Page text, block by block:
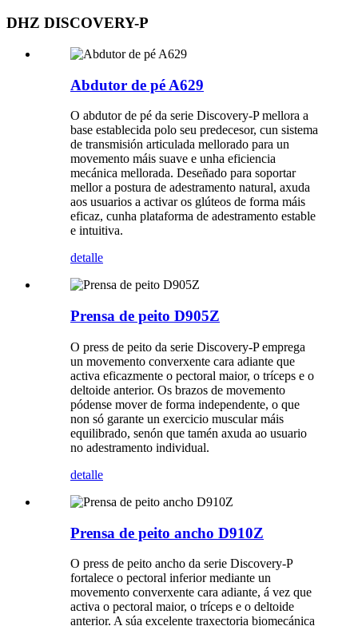
DHZ DISCOVERY-P
Abdutor de pé A629
O abdutor de pé da serie Discovery-P mellora a
base establecida polo seu predecesor, cun sistema
de transmisión articulada mellorado para un
movemento máis suave e unha eficiencia
mecánica mellorada. Deseñado para soportar
mellor a postura de adestramento natural, axuda
aos usuarios a activar os glúteos de forma máis
eficaz, cunha plataforma de adestramento estable
e intuitiva.
detalle
Prensa de peito D905Z
O press de peito da serie Discovery-P emprega
un movemento converxente cara adiante que
activa eficazmente o pectoral maior, o tríceps e o
deltoide anterior. Os brazos de movemento
pódense mover de forma independente, o que
non só garante un exercicio muscular máis
equilibrado, senón que tamén axuda ao usuario
no adestramento individual.
detalle
Prensa de peito ancho D910Z
O press de peito ancho da serie Discovery-P
fortalece o pectoral inferior mediante un
movemento converxente cara adiante, á vez que
activa o pectoral maior, o tríceps e o deltoide
anterior. A súa excelente traxectoria biomecánica